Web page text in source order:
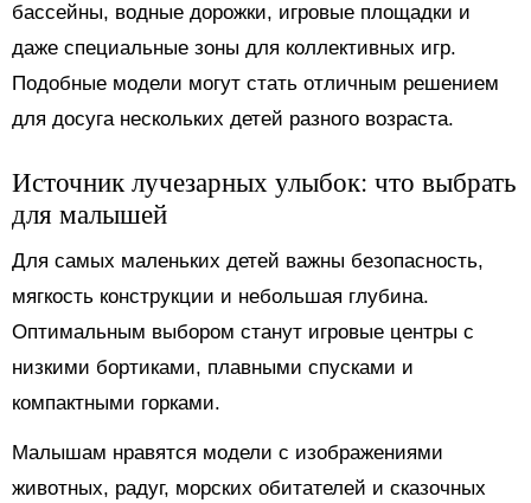
бассейны, водные дорожки, игровые площадки и
даже специальные зоны для коллективных игр.
Подобные модели могут стать отличным решением
для досуга нескольких детей разного возраста.
Источник лучезарных улыбок: что выбрать
для малышей
Для самых маленьких детей важны безопасность,
мягкость конструкции и небольшая глубина.
Оптимальным выбором станут игровые центры с
низкими бортиками, плавными спусками и
компактными горками.
Малышам нравятся модели с изображениями
животных, радуг, морских обитателей и сказочных